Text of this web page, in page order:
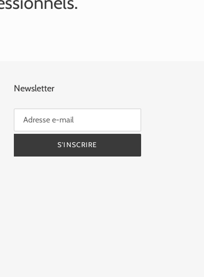
Newsletter
S'INSCRIRE